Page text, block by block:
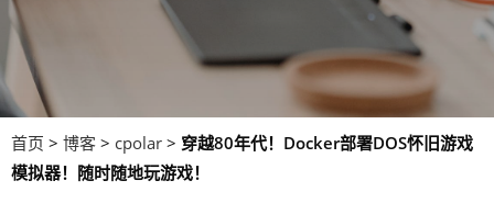
首页 > 博客 > cpolar > 穿越80年代！Docker部署DOS怀旧游戏
模拟器！随时随地玩游戏！